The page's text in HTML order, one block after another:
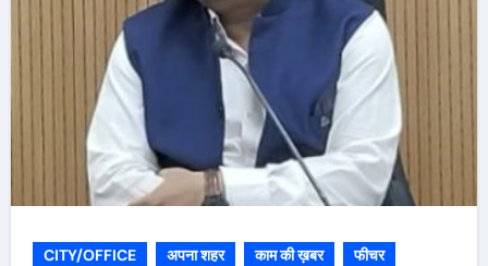
CITY/OFFICE अपना शहर काम की ख़बर फीचर